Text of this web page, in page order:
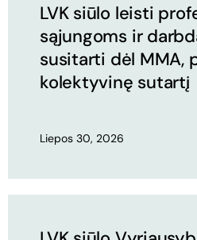
LVK siūlo leisti
sąjungoms ir
susitarti dėl MMA,
kolektyvinę sutartį
Liepos 30, 2026